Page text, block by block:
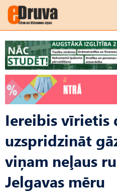
Iereibis vīrietis
uzspridzināt
viņam neļaus
Jelgavas mēru